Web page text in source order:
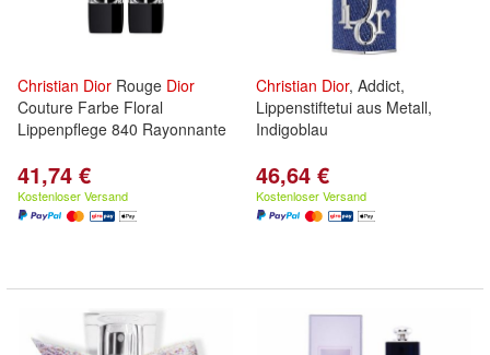
Christian Dior Rouge Dior
Couture Farbe Floral
Lippenpflege 840 Rayonnante
41,74 €
Kostenloser Versand
Christian Dior, Addict,
Lippenstiftetui aus Metall,
Indigoblau
46,64 €
Kostenloser Versand